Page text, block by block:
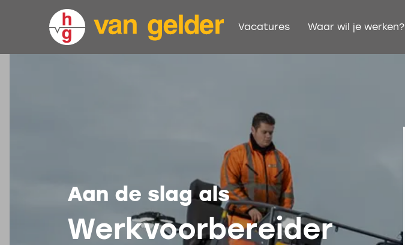
Vacatures Waar wil je werken?
Werkvoorbereider
Aan de slag als